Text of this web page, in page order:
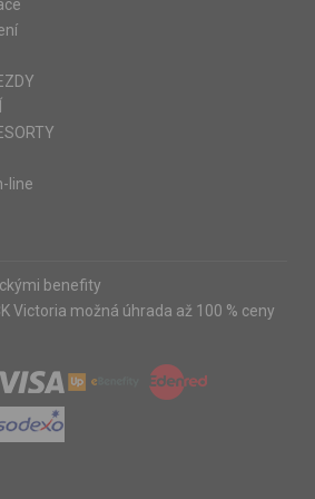
line
benefity
Victoria možná úhrada až 100 % ceny